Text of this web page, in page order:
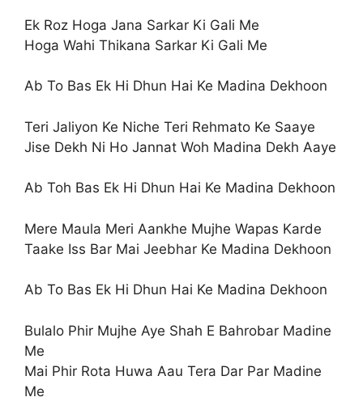
Ek Roz Hoga Jana Sarkar Ki Gali Me
Hoga Wahi Thikana Sarkar Ki Gali Me
Ab To Bas Ek Hi Dhun Hai Ke Madina Dekhoon
Teri Jaliyon Ke Niche Teri Rehmato Ke Saaye
Jise Dekh Ni Ho Jannat Woh Madina Dekh Aaye
Ab Toh Bas Ek Hi Dhun Hai Ke Madina Dekhoon
Mere Maula Meri Aankhe Mujhe Wapas Karde
Taake Iss Bar Mai Jeebhar Ke Madina Dekhoon
Ab To Bas Ek Hi Dhun Hai Ke Madina Dekhoon
Bulalo Phir Mujhe Aye Shah E Bahrobar Madine
Me
Mai Phir Rota Huwa Aau Tera Dar Par Madine
Me